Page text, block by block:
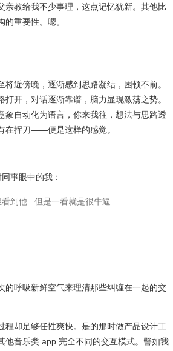
教给我不少事理，这点记忆犹新。其他比
重要性。嗯。
近傍晚，逐渐感到思路凝结，困顿不前。
开，对话逐渐靠谱，脑力显现激荡之势。
自动化为语言，你来我往，想法与思路透
在挥刀——便是这样的感觉。
事眼中的我：
到他...但是一看就是很牛逼...
的呼吸新鲜空气来理清那些纠缠在一起的交
程却足够任性爽快。是的那时做产品设计工
他音乐类 app 完全不同的交互模式。譬如我